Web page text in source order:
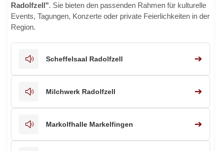
Radolfzell". Sie bieten den passenden Rahmen für kulturelle
Events, Tagungen, Konzerte oder private Feierlichkeiten in der
Region.
Scheffelsaal Radolfzell ➔
Milchwerk Radolfzell ➔
Markolfhalle Markelfingen ➔